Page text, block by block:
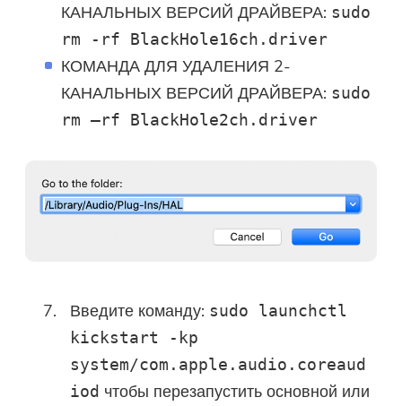
КАНАЛЬНЫХ ВЕРСИЙ ДРАЙВЕРА: sudo
rm -rf BlackHole16ch.driver
КОМАНДА ДЛЯ УДАЛЕНИЯ 2-
КАНАЛЬНЫХ ВЕРСИЙ ДРАЙВЕРА: sudo
rm –rf BlackHole2ch.driver
Введите команду: sudo launchctl
kickstart -kp
system/com.apple.audio.coreaud
iod чтобы перезапустить основной или
Пожалуйста, введите адрес
электронной почты.
Отправить
Спасибо за вашу подписку!
Спасибо за вашу подписку!
Ссылка для скачивания и код
user@email.com. Вы также можете
нажать кнопку, чтобы приобрести
программное обеспечение
напрямую.